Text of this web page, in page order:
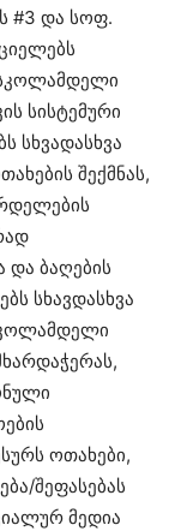
#3 და სოფ.
სისტემური
სხვადასხვა
შექმნას,
და ბაღების
სხავდასხვა
ოთახები,
შეფასებას
მედია